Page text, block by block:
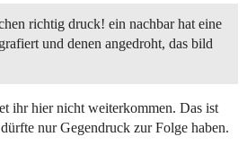
richtig druck! ein nachbar hat eine
und denen angedroht, das bild
ihr hier nicht weiterkommen. Das ist
nur Gegendruck zur Folge haben.